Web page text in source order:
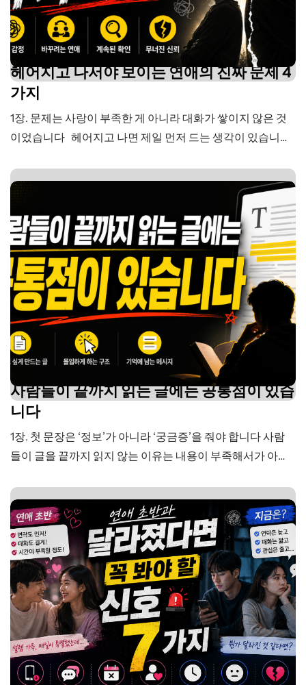
헤어지고 나서야 보이는 연애의 진짜 문제 4
가지
1장. 문제는 사랑이 부족한 게 아니라 대화가 쌓이지 않은 것
이었습니다 헤어지고 나면 제일 먼저 드는 생각이 있습니다.
꼭 그렇지만은 않습니다. 사랑이 없었던 게 아닙니다. 좋아하
는 마음도 있었고, 함께 있고 싶은 순간도 있었고, 서로에게
진심이었던 때도 분명 있었습니다. 문제는 사랑이 부족한…
사람들이 끝까지 읽는 글에는 공통점이 있습
니다
1장. 첫 문장은 ‘정보’가 아니라 ‘궁금증’을 줘야 합니다 사람
들이 글을 끝까지 읽지 않는 이유는 내용이 부족해서가 아닐
독자를 붙잡지 못하면 그대로 넘어갑니다. 우리는 글을 읽기
전에 먼저 판단합니다. “이 글을 계속 읽을 이유가 있을까?”
“지금 내 상황이랑 관련이 있을까?” “읽으면 뭐가…